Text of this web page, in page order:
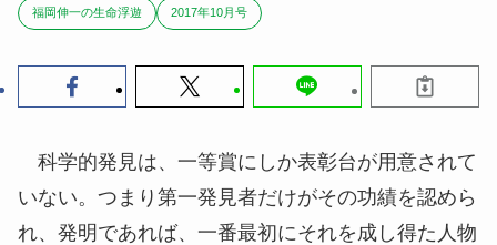
福岡伸一の生命浮遊 2017年10月号
科学的発見は、一等賞にしか表彰台が用意されて
いない。つまり第一発見者だけがその功績を認めら
れ、発明であれば、一番最初にそれを成し得た人物